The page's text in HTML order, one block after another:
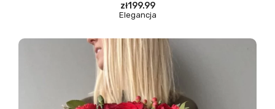
zł199.99
Elegancja